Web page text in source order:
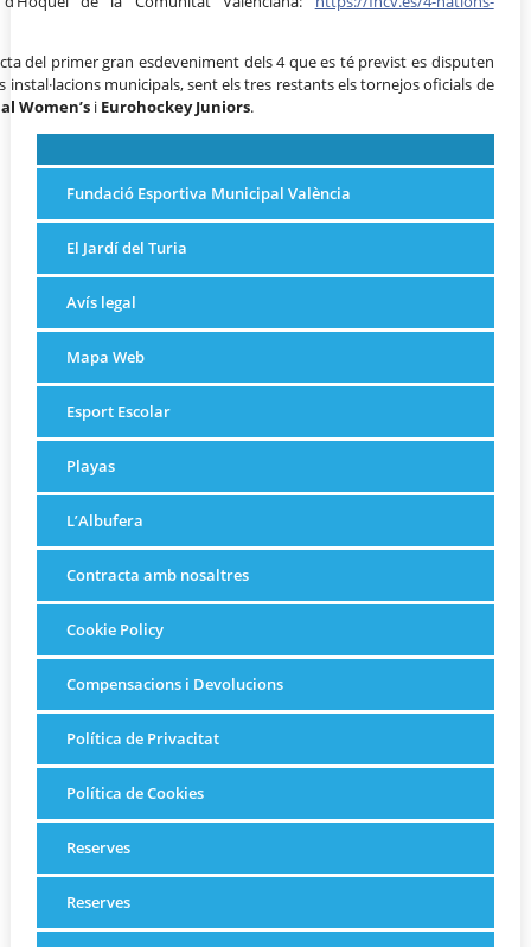
del primer gran esdeveniment dels 4 que es té previst es disputen
instal·lacions municipals, sent els tres restants els tornejos oficials de
Women’si Eurohockey Juniors.
Fundació Esportiva Municipal València
El Jardí del Turia
Avís legal
Mapa Web
Esport Escolar
Playas
L’Albufera
Contracta amb nosaltres
Cookie Policy
Compensacions i Devolucions
Política de Privacitat
Política de Cookies
Reserves
Reserves